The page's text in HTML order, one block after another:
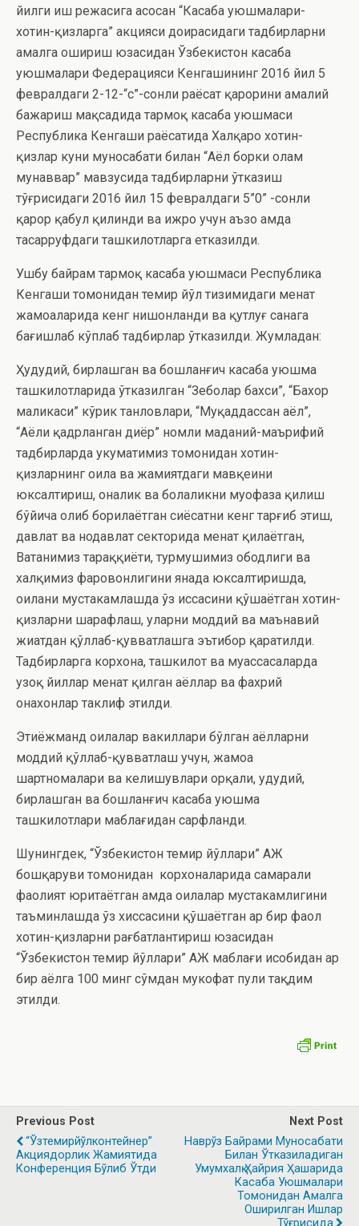
йилги иш режасига асосан “Касаба уюшмалари-
хотин-қизларга” акцияси доирасидаги тадбирларни
амалга ошириш юзасидан Ўзбекистон касаба
уюшмалари Федерацияси Кенгашининг 2016 йил 5
февралдаги 2-12-“с”-сонли раёсат қарорини амалий
бажариш мақсадида тармоқ касаба уюшмаси
Республика Кенгаши раёсатида Халқаро хотин-
қизлар куни муносабати билан “Аёл борки олам
мунаввар” мавзусида тадбирларни ўтказиш
тўғрисидаги 2016 йил 15 февралдаги 5”0” -сонли
қарор қабул қилинди ва ижро учун аъзо ҳамда
тасарруфдаги ташкилотларга етказилди.
Ушбу байрам тармоқ касаба уюшмаси Республика
Кенгаши томонидан темир йўл тизимидаги меҳнат
жамоаларида кенг нишонланди ва қутлуғ санага
бағишлаб кўплаб тадбирлар ўтказилди. Жумладан:
Ҳудудий, бирлашган ва бошланғич касаба уюшма
ташкилотларида ўтказилган “Зеболар бахси”, “Бахор
маликаси” кўрик танловлари, “Муқаддассан аёл”,
“Аёли қадрланган диёр” номли маданий-маърифий
тадбирларда ҳукуматимиз томонидан хотин-
қизларнинг оила ва жамиятдаги мавқеини
юксалтириш, оналик ва болаликни муҳофаза қилиш
бўйича олиб борилаётган сиёсатни кенг тарғиб этиш,
давлат ва нодавлат секторида меҳнат қилаётган,
Ватанимиз тараққиёти, турмушимиз ободлиги ва
халқимиз фаровонлигини янада юксалтиришда,
оилани мустаҳкамлашда ўз ҳиссасини қўшаётган хотин-
қизларни шарафлаш, уларни моддий ва маънавий
жиҳатдан қўллаб-қувватлашга эътибор қаратилди.
Тадбирларга корхона, ташкилот ва муассасаларда
узоқ йиллар меҳнат қилган аёллар ва фахрий
онахонлар таклиф этилди.
Эҳтиёжманд оилалар вакиллари бўлган аёлларни
моддий қўллаб-қувватлаш учун, жамоа
шартномалари ва келишувлари орқали, ҳудудий,
бирлашган ва бошланғич касаба уюшма
ташкилотлари маблағидан сарфланди.
Шунингдек, “Ўзбекистон темир йўллари” АЖ
бошқаруви томонидан корхоналарида самарали
фаолият юритаётган ҳамда оилалар мустаҳкамлигини
таъминлашда ўз хиссасини қўшаётган ҳар бир фаол
хотин-қизларни рағбатлантириш юзасидан
“Ўзбекистон темир йўллари” АЖ маблағи ҳисобидан ҳар
бир аёлга 100 минг сўмдан мукофат пули тақдим
этилди.
Previous Post
“Ўзтемирйўлконтейнер”
Акциядорлик Жамиятида
Конференция Бўлиб Ўтди
Next Post
Наврўз Байрами Муносабати
Билан Ўтказиладиган
Умумхалқ Ҳайрия Ҳашарида
Касаба Уюшмалари
Томонидан Амалга
Оширилган Ишлар
Тўғрисида